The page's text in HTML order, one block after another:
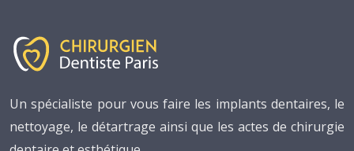
Un spécialiste pour vous faire les implants dentaires, le
nettoyage, le détartrage ainsi que les actes de chirurgie